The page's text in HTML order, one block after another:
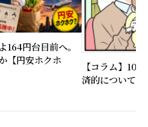
164円台目前へ。
【円安ホクホ
【コラム】10
済的について